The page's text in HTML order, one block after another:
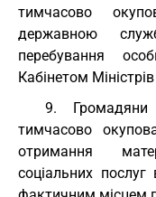
тимчасово
державною
перебування
Кабінетом
9. Громадяни
тимчасово
отримання
соціальних